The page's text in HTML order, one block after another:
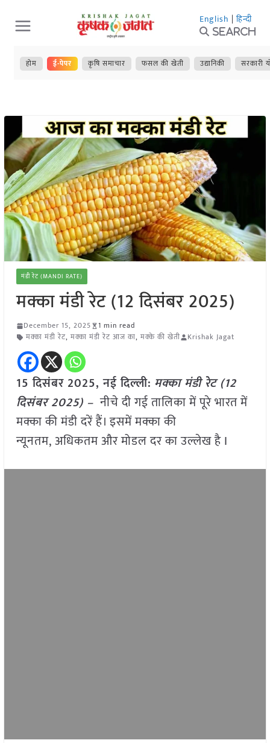
Skip
to
content
English | हिन्दी
Search
होम ई-पेपर कृषि समाचार फसल की खेती उद्यानिकी सरकारी
मंडी रेट (MANDI RATE)
मक्का मंडी रेट (12 दिसंबर 2025)
December 15, 2025
1 min read
मक्का मंडी रेट, मक्का मंडी रेट आज का, मक्के की खेती Krishak Jagat
15 दिसंबर 2025, नई दिल्ली: मक्का मंडी रेट (12
दिसंबर 2025) – नीचे दी गई तालिका में पूरे भारत में
मक्का की मंडी दरें हैं। इसमें मक्का की
न्यूनतम, अधिकतम और मोडल दर का उल्लेख है I